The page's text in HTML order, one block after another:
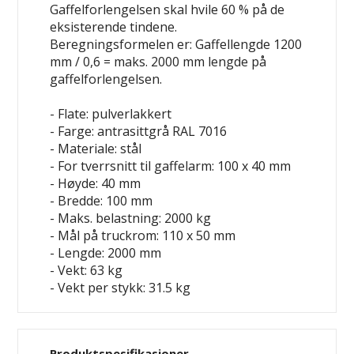
Gaffelforlengelsen skal hvile 60 % på de
eksisterende tindene.
Beregningsformelen er: Gaffellengde 1200
mm / 0,6 = maks. 2000 mm lengde på
gaffelforlengelsen.
- Flate: pulverlakkert
- Farge: antrasittgrå RAL 7016
- Materiale: stål
- For tverrsnitt til gaffelarm: 100 x 40 mm
- Høyde: 40 mm
- Bredde: 100 mm
- Maks. belastning: 2000 kg
- Mål på truckrom: 110 x 50 mm
- Lengde: 2000 mm
- Vekt: 63 kg
- Vekt per stykk: 31.5 kg